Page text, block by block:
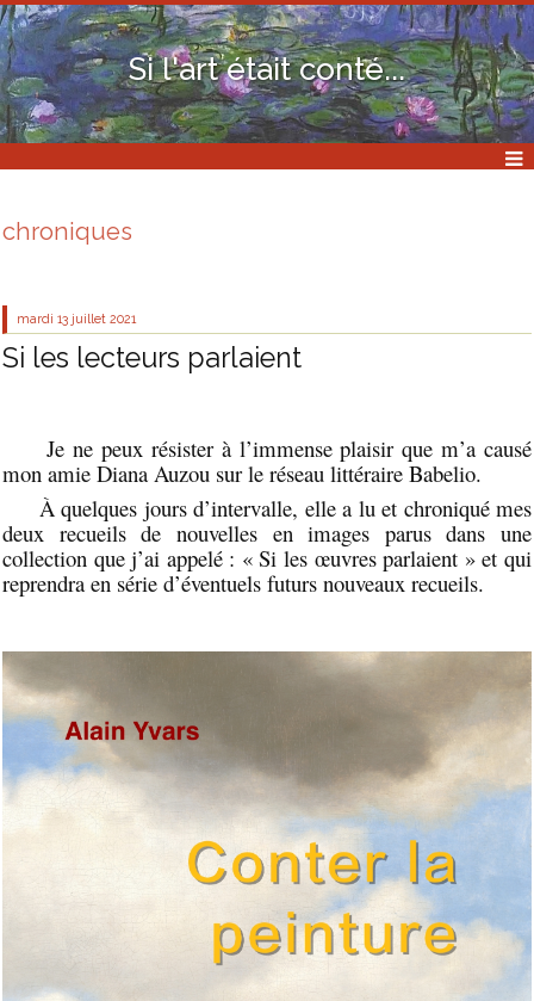
Si l'art était conté...
chroniques
mardi 13 juillet 2021
Si les lecteurs parlaient
Je ne peux résister à l’immense plaisir que m’a causé
mon amie Diana Auzou sur le réseau littéraire Babelio.
À quelques jours d’intervalle, elle a lu et chroniqué mes
deux recueils de nouvelles en images parus dans une
collection que j’ai appelé : « Si les œuvres parlaient » et qui
reprendra en série d’éventuels futurs nouveaux recueils.